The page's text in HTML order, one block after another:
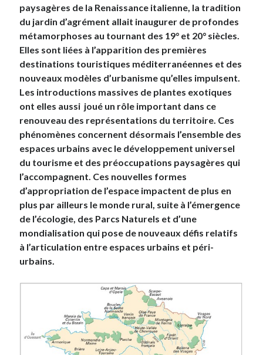
paysagères de la Renaissance italienne, la tradition
du jardin d’agrément allait inaugurer de profondes
métamorphoses au tournant des 19° et 20° siècles.
Elles sont liées à l’apparition des premières
destinations touristiques méditerranéennes et des
nouveaux modèles d’urbanisme qu’elles impulsent.
Les introductions massives de plantes exotiques
ont elles aussi joué un rôle important dans ce
renouveau des représentations du territoire. Ces
phénomènes concernent désormais l’ensemble des
espaces urbains avec le développement universel
du tourisme et des préoccupations paysagères qui
l’accompagnent. Ces nouvelles formes
d’appropriation de l’espace impactent de plus en
plus par ailleurs le monde rural, suite à l’émergence
de l’écologie, des Parcs Naturels et d’une
mondialisation qui pose de nouveaux défis relatifs
à l’articulation entre espaces urbains et péri-
urbains.